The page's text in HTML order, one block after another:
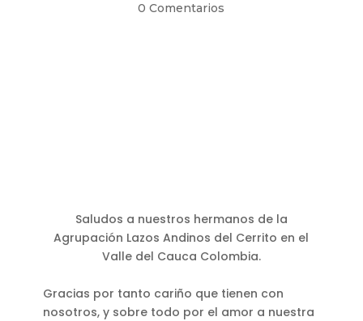
0 Comentarios
Saludos a nuestros hermanos de la
Agrupación Lazos Andinos del Cerrito en el
Valle del Cauca Colombia.
Gracias por tanto cariño que tienen con
nosotros, y sobre todo por el amor a nuestra